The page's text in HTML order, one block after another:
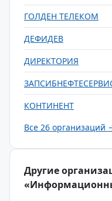
ГОЛДЕН ТЕЛЕКОМ
ДЕФИДЕВ
ДИРЕКТОРИЯ
КОНТИНЕНТ
Все 26 организаций
Другие